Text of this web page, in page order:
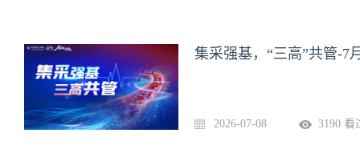
集采强基，“三高”共管-7
2026-07-08 3190 看